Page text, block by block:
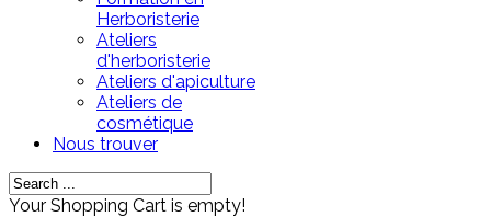
Herboristerie
Ateliers
d'herboristerie
Ateliers d'apiculture
Ateliers de
cosmétique
Nous trouver
Your Shopping Cart is empty!